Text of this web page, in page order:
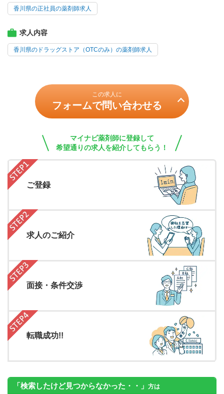
香川県の正社員の薬剤師求人
求人内容
香川県のドラッグストア（OTCのみ）の薬剤師求人
この求人に
フォームで問い合わせる
マイナビ薬剤師に登録して
希望通りの求人を紹介してもらう！
ご登録
求人のご紹介
面接・条件交渉
転職成功!!
「検索したけど見つからなかった・・」 方は